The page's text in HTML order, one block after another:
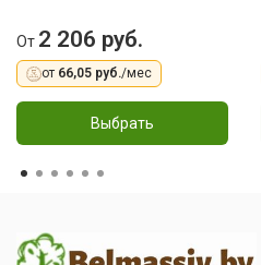
От 2 206 руб.
от 66,05 руб./мес
Выбрать